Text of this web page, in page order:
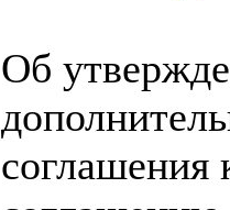
Об
соглашения